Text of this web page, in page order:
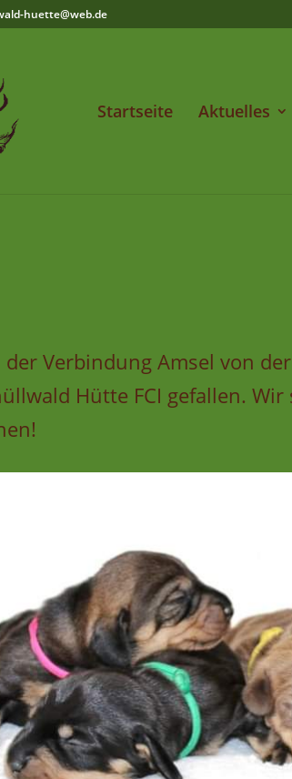
huette@web.de
Startseite Aktuelles
Verbindung Amsel von
Hütte FCI gefallen.